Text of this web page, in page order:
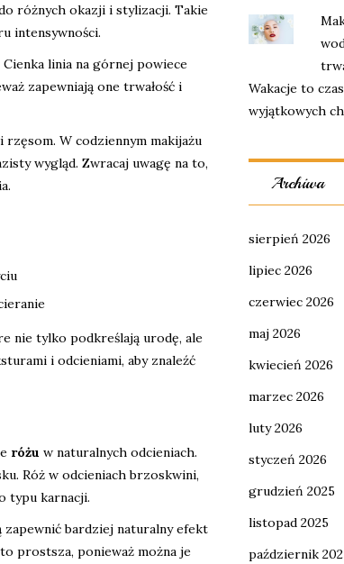
różnych okazji i stylizacji. Takie
intensywności.
linia na górnej powiece
zapewniają one trwałość i
W codziennym makijażu
wygląd. Zwracaj uwagę na to,
nie tylko podkreślają urodę, ale
i odcieniami, aby znaleźć
różu w naturalnych odcieniach.
Róż w odcieniach brzoskwini,
typu karnacji.
bardziej naturalny efekt
prostsza, ponieważ można je
Wakacje to
wyjątkowych
Archiwa
sierpień 2026
lipiec 2026
czerwiec 2026
maj 2026
kwiecień 2026
marzec 2026
luty 2026
styczeń 2026
grudzień 2025
listopad 2025
październik